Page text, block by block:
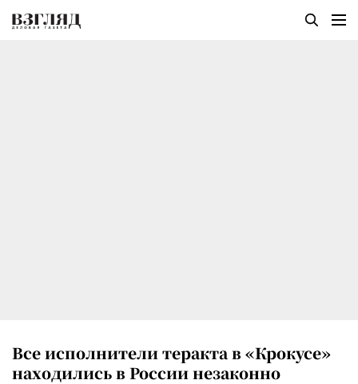
Все исполнители теракта в «Крокусе»
находились в России незаконно